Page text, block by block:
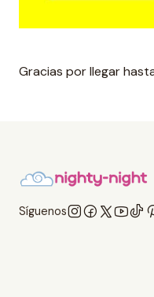
Gracias por llegar
Síguenos